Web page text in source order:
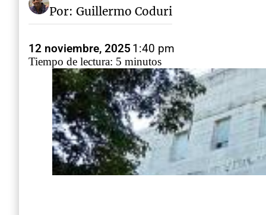
Por: Guillermo Coduri
12 noviembre, 2025 1:40 pm
Tiempo de lectura: 5 minutos